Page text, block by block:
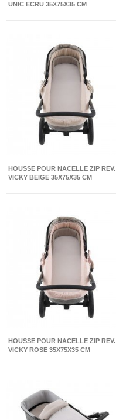
UNIC ECRU 35X75X35 CM
HOUSSE POUR NACELLE ZIP REV.
VICKY BEIGE 35X75X35 CM
HOUSSE POUR NACELLE ZIP REV.
VICKY ROSE 35X75X35 CM